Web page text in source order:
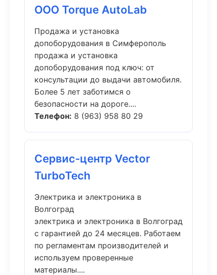
ООО Torque AutoLab
Продажа и установка
допоборудования в Симферополь
продажа и установка
допоборудования под ключ: от
консультации до выдачи автомобиля.
Более 5 лет заботимся о
безопасности на дороге....
Телефон: 8 (963) 958 80 29
Сервис-центр Vector
TurboTech
Электрика и электроника в
Волгоград
электрика и электроника в Волгоград
с гарантией до 24 месяцев. Работаем
по регламентам производителей и
используем проверенные
материалы....